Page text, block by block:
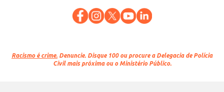
Racismo é crime. Denuncie. Disque 100 ou procure a Delegacia de Polícia
Civil mais próxima ou o Ministério Público.